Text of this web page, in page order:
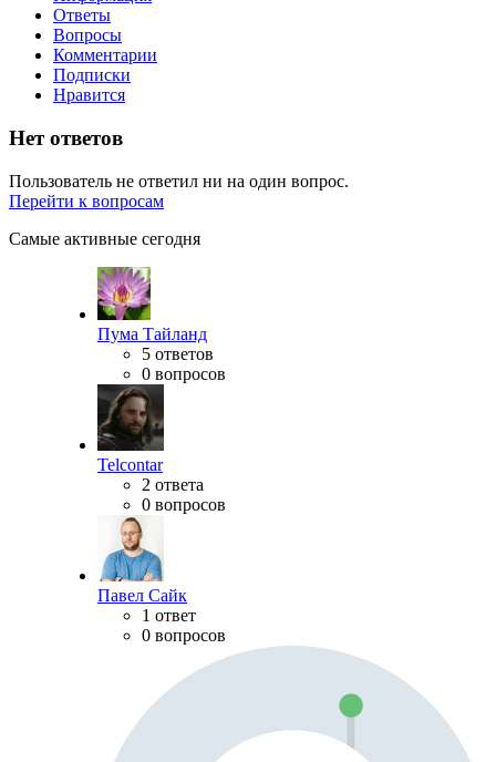
Ответы
Вопросы
Комментарии
Подписки
Нравится
Нет ответов
Пользователь не ответил ни на один вопрос.
Перейти к вопросам
Самые активные сегодня
Пума Тайланд
5 ответов
0 вопросов
Telcontar
2 ответа
0 вопросов
Павел Сайк
1 ответ
0 вопросов